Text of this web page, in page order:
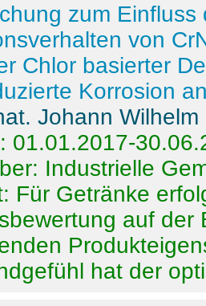
zum
von
Chlor basierter
Korrosion
Johann
01.01.2017-
Industrielle
Für Getränke
auf der
hat der